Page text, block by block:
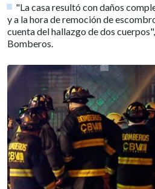
"La casa resultó con daños
y a la hora de remoción de
cuenta del hallazgo de dos
Bomberos.